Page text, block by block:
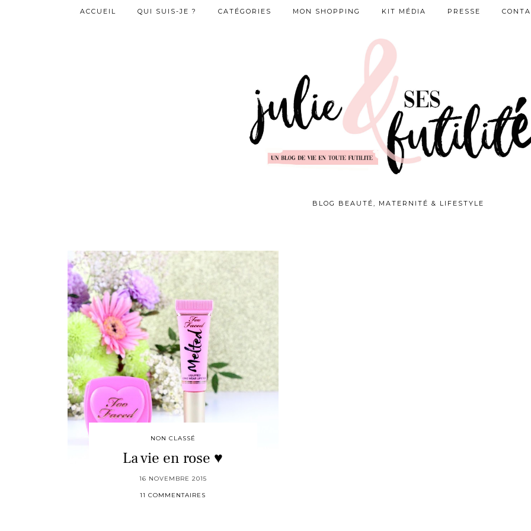
BLOG BEAUTÉ, MATERNITÉ & LIFESTYLE
ACCUEIL QUI SUIS-JE ? CATÉGORIES MON SHOPPING KIT MÉDIA PRESSE
NON CLASSÉ
La vie en rose ♥
16 NOVEMBRE 2015
11 COMMENTAIRES